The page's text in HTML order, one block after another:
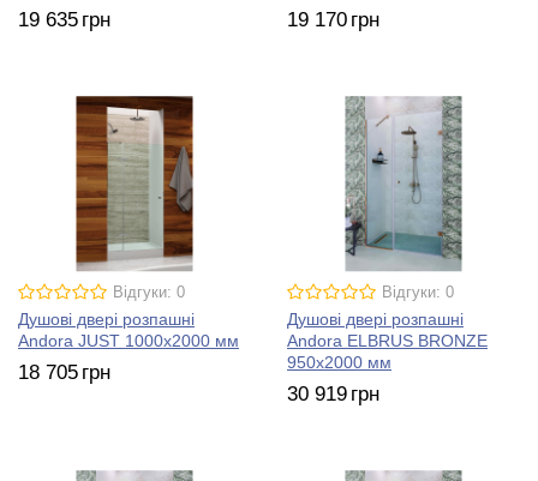
19 635 грн 19 170 грн
Відгуки: 0
Душові двері розпашні
Andora JUST 1000х2000 мм
18 705 грн
Відгуки: 0
Душові двері розпашні
Andora ELBRUS BRONZE
950х2000 мм
30 919 грн